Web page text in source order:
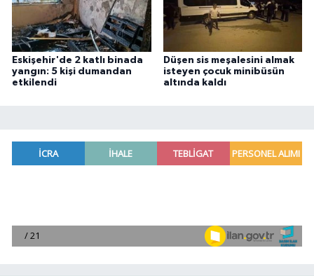
Eskişehir'de 2 katlı binada
yangın: 5 kişi dumandan
etkilendi
Düşen sis meşalesini almak
isteyen çocuk minibüsün
altında kaldı